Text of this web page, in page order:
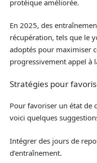
protéique améliorée.
En 2025, des
récupération, tels que le
adoptés pour maximiser
progressivement appel à
Stratégies pour
Pour favoriser un état de
voici quelques
Intégrer des jours de
d’entraînement.